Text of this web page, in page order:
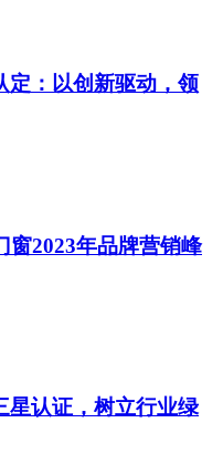
定：以创新驱动，领
窗2023年品牌营销峰
星认证，树立行业绿